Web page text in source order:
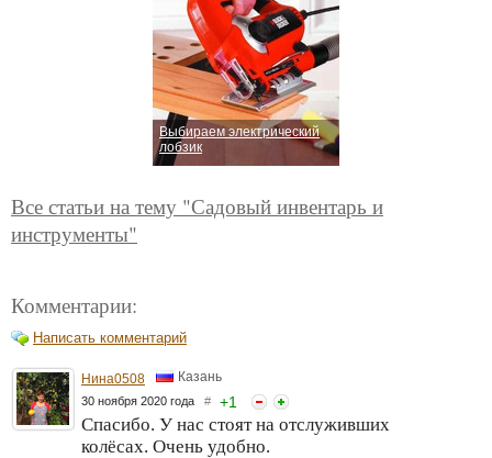
Выбираем электрический
лобзик
Все статьи на тему "Садовый инвентарь и
инструменты"
Комментарии:
Написать комментарий
Нина0508 Казань
30 ноября 2020 года # +1
Спасибо. У нас стоят на отслуживших
колёсах. Очень удобно.